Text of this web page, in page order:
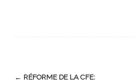
Post
← RÉFORME DE LA CFE: